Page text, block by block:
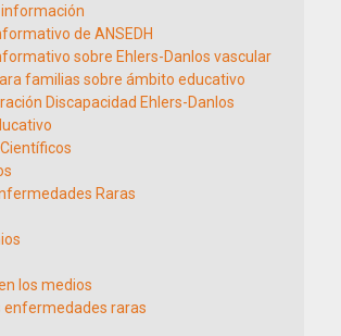
información
de ANSEDH
sobre Ehlers-Danlos vascular
familias sobre ámbito educativo
Discapacidad Ehlers-Danlos
Raras
los medios
enfermedades raras